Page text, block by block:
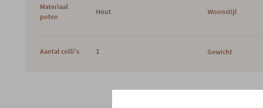
Materiaal
poten
Hout Woonstijl
Aantal colli's 1 Gewicht